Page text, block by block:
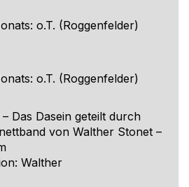
o.T. (Roggenfelder)
o.T. (Roggenfelder)
Das Dasein geteilt durch
von Walther Stonet –
Walther